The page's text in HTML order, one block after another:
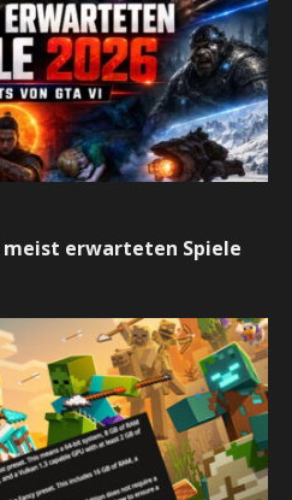
meist erwarteten Spiele